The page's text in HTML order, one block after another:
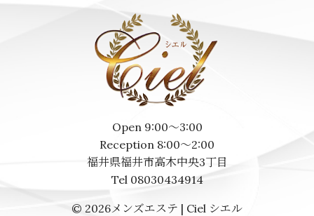
Open 9:00～3:00
Reception 8:00～2:00
福井県福井市高木中央3丁目
Tel 08030434914
© 2026メンズエステ | Ciel シエル